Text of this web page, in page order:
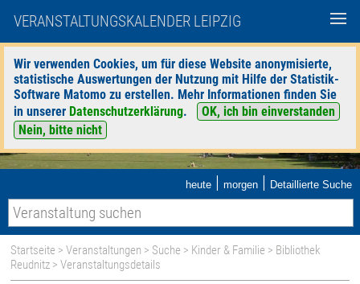
VERANSTALTUNGSKALENDER LEIPZIG
Wir verwenden Cookies, um für diese Website anonymisierte,
statistische Auswertungen der Nutzung mit Hilfe der Statistik-
Software Matomo zu erstellen. Mehr Informationen finden Sie
in unserer Datenschutzerklärung.
OK, ich bin einverstanden
Nein, bitte nicht
heute | morgen | Detaillierte Suche
Startseite >Veranstaltungen > Suche > Kinder & Familie > Bibliothek
Reudnitz > Veranstaltungsdetails